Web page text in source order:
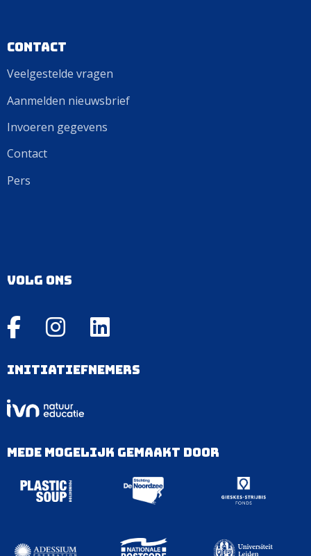
Contact
Veelgestelde vragen
Aanmelden nieuwsbrief
Invoeren gegevens
Contact
Pers
Volg ons
Initiatiefnemers
Mede mogelijk gemaakt door